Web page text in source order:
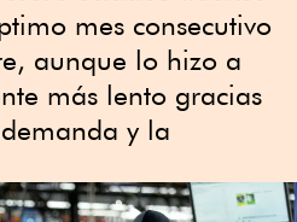
mes consecutivo
aunque lo hizo a
más lento gracias
y la